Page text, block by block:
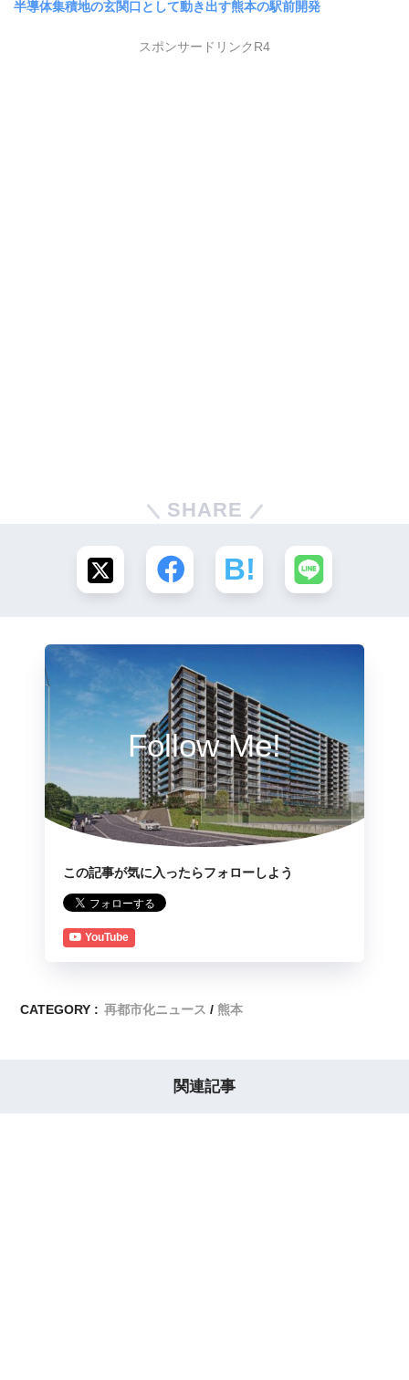
半導体集積地の玄関口として動き出す熊本の駅前開発
スポンサードリンクR4
SHARE
Follow Me!
この記事が気に入ったらフォローしよう
YouTube
CATEGORY : 再都市化ニュース 熊本
関連記事